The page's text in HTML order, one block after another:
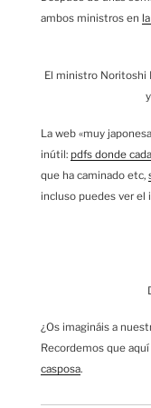
ambos ministros en
El ministro Noritoshi
y
La web «muy
inútil: pdfs donde
que ha caminado etc,
incluso puedes ver el
¿Os imagináis a
Recordemos que
casposa.